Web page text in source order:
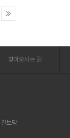
찾아오시는 길
보당